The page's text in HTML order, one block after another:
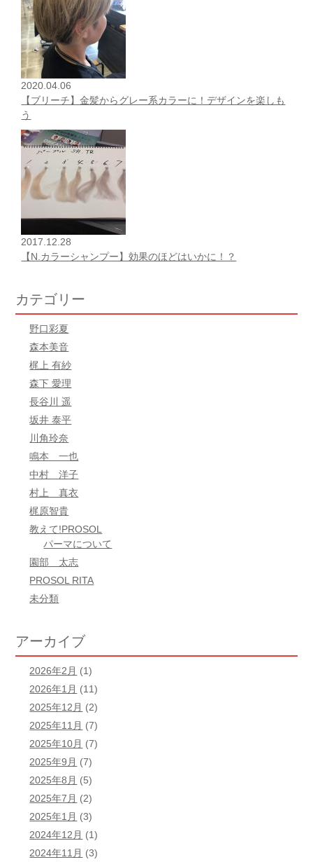
2020.04.06
【ブリーチ】金髪からグレー系カラーに！デザインを楽しも
う
2017.12.28
【N.カラーシャンプー】効果のほどはいかに！？
カテゴリー
野口彩夏
森本美音
梶上 有紗
森下 愛理
長谷川 遥
坂井 泰平
川角玲奈
鳴本 一也
中村 洋子
村上 真衣
梶原智貴
教えて!PROSOL
パーマについて
園部 太志
PROSOL RITA
未分類
アーカイブ
2026年2月 (1)
2026年1月 (11)
2025年12月 (2)
2025年11月 (7)
2025年10月 (7)
2025年9月 (7)
2025年8月 (5)
2025年7月 (2)
2025年1月 (3)
2024年12月 (1)
2024年11月 (3)